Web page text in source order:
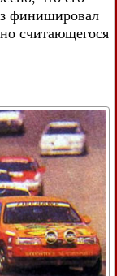
финишировал
считающегося